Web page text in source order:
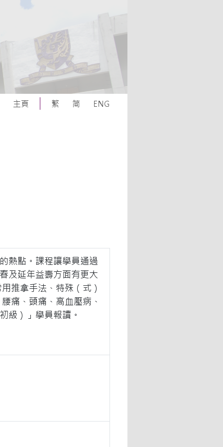
主頁 繁 简 ENG
熱點。課程讓學員通過
及延年益壽方面有更大
推拿手法、特殊（式）
痛、頭痛、高血壓病、
級）」學員報讀。